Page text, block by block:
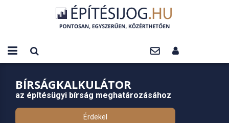
BÍRSÁGKALKULÁTOR
az építésügyi bírság meghatározásához
Érdekel